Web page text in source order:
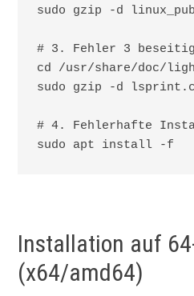
sudo gzip -d
# 3. Fehler 3
cd /usr/share/doc/
sudo gzip -d
# 4. Fehlerhafte
Installation auf
(x64/amd64)